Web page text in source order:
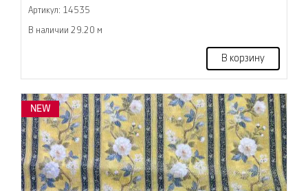
Артикул: 14535
В наличии 29.20 м
В корзину
NEW